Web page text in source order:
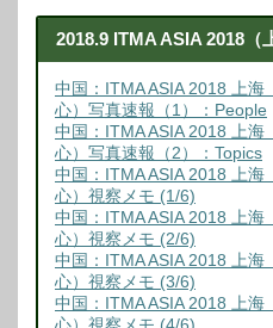
2018.9 ITMA ASIA 2018（
中国：ITMA ASIA 2018 上
心）写真速報（1）：People
中国：ITMA ASIA 2018 上
心）写真速報（2）：Topics
中国：ITMA ASIA 2018 上
心）視察メモ (1/6)
中国：ITMA ASIA 2018 上
心）視察メモ (2/6)
中国：ITMA ASIA 2018 上
心）視察メモ (3/6)
中国：ITMA ASIA 2018 上